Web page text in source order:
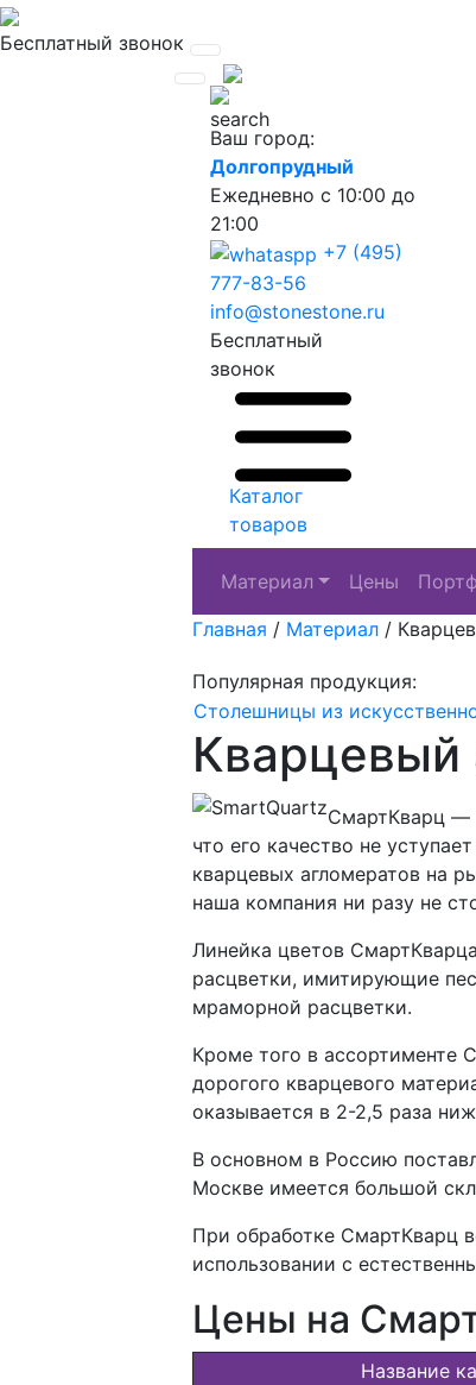
Бесплатный звонок
Ваш город:
Долгопрудный
Ежедневно с 10:00 до
21:00
+7 (495)
777-83-56
info@stonestone.ru
Бесплатный
звонок
Каталог
товаров
Материал Цены
Главная / Материал /
Популярная продукция:
Столешницы из
Кварцевый
СмартКварц —
что его качество не
кварцевых агломератов на
наша компания ни разу не
Линейка цветов
расцветки, имитирующие
мраморной расцветки.
Кроме того в ассортименте
дорогого кварцевого
оказывается в 2-2,5 раза
В основном в Россию
Москве имеется большой
При обработке СмартКварц
использовании с
Цены на
Название